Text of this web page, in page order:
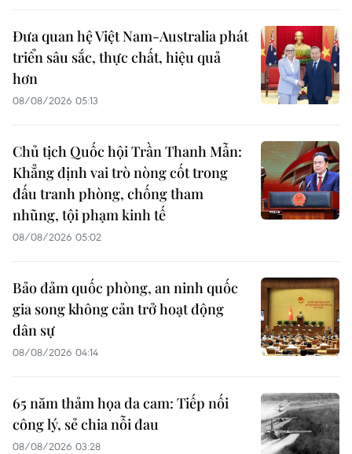
Đưa quan hệ Việt Nam-Australia phát
triển sâu sắc, thực chất, hiệu quả
hơn
08/08/2026 05:13
Chủ tịch Quốc hội Trần Thanh Mẫn:
Khẳng định vai trò nòng cốt trong
đấu tranh phòng, chống tham
nhũng, tội phạm kinh tế
08/08/2026 05:02
Bảo đảm quốc phòng, an ninh quốc
gia song không cản trở hoạt động
dân sự
08/08/2026 04:14
65 năm thảm họa da cam: Tiếp nối
công lý, sẻ chia nỗi đau
08/08/2026 03:28